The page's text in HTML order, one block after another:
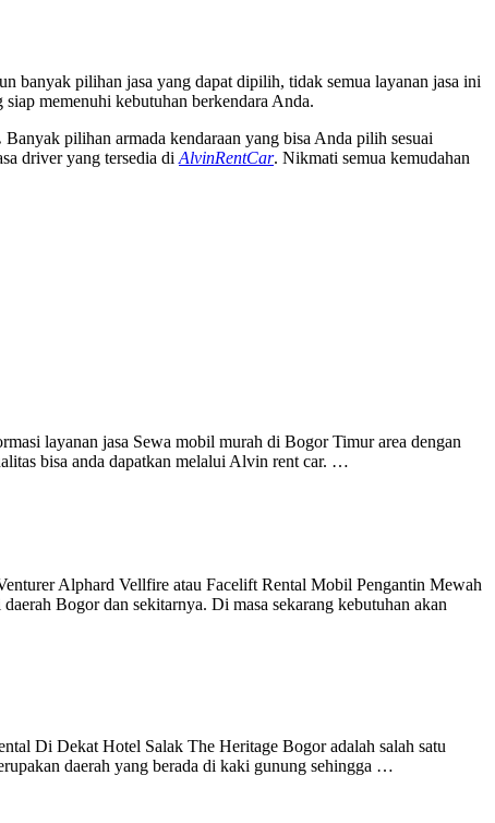
banyak pilihan jasa yang dapat dipilih, tidak semua layanan jasa ini
memenuhi kebutuhan berkendara Anda.
Banyak pilihan armada kendaraan yang bisa Anda pilih sesuai
driver yang tersedia di AlvinRentCar. Nikmati semua kemudahan
layanan jasa Sewa mobil murah di Bogor Timur area dengan
bisa anda dapatkan melalui Alvin rent car. …
Alphard Vellfire atau Facelift Rental Mobil Pengantin Mewah
Bogor dan sekitarnya. Di masa sekarang kebutuhan akan
Di Dekat Hotel Salak The Heritage Bogor adalah salah satu
daerah yang berada di kaki gunung sehingga …